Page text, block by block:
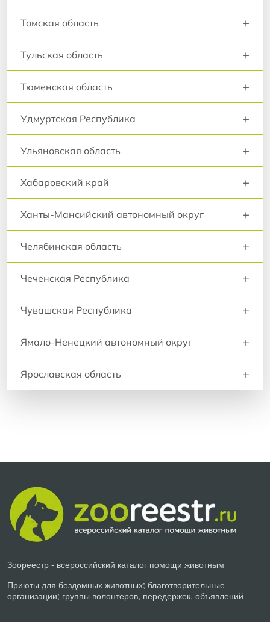
Томская область +
Тульская область +
Тюменская область +
Удмуртская Республика +
Ульяновская область +
Хабаровский край +
Ханты-Мансийский автономный округ +
Челябинская область +
Чеченская Республика +
Чувашская Республика +
Ямало-Ненецкий автономный округ +
Ярославская область +
Зоореестр - всероссийский каталог помощи животным
Приюты для бездомных животных; благотворительные
организации; группы волонтеров, передержек, объявлений